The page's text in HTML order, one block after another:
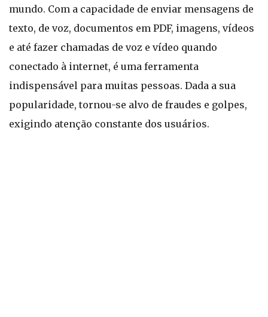
mundo. Com a capacidade de enviar mensagens de
texto, de voz, documentos em PDF, imagens, vídeos
e até fazer chamadas de voz e vídeo quando
conectado à internet, é uma ferramenta
indispensável para muitas pessoas. Dada a sua
popularidade, tornou-se alvo de fraudes e golpes,
exigindo atenção constante dos usuários.